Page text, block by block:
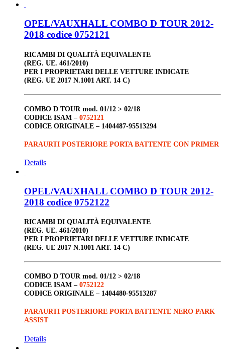
OPEL/VAUXHALL COMBO D TOUR 2012-
2018 codice 0752121
RICAMBI DI QUALITÀ EQUIVALENTE
(REG. UE. 461/2010)
PER I PROPRIETARI DELLE VETTURE INDICATE
(REG. UE 2017 N.1001 ART. 14 C)
COMBO D TOUR mod. 01/12 > 02/18
CODICE ISAM – 0752121
CODICE ORIGINALE – 1404487-95513294
PARAURTI POSTERIORE PORTA BATTENTE CON PRIMER
Details
OPEL/VAUXHALL COMBO D TOUR 2012-
2018 codice 0752122
RICAMBI DI QUALITÀ EQUIVALENTE
(REG. UE. 461/2010)
PER I PROPRIETARI DELLE VETTURE INDICATE
(REG. UE 2017 N.1001 ART. 14 C)
COMBO D TOURmod. 01/12 > 02/18
CODICE ISAM – 0752122
CODICE ORIGINALE – 1404480-95513287
PARAURTI POSTERIORE PORTA BATTENTE NERO PARK
ASSIST
Details